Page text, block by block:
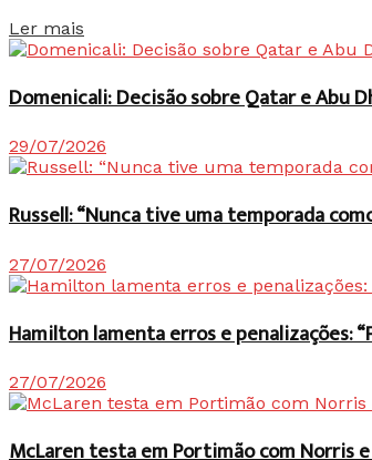
Ler mais
Domenicali: Decisão sobre Qatar e Abu
29/07/2026
Russell: “Nunca tive uma temporada
27/07/2026
Hamilton lamenta erros e penalizações:
27/07/2026
McLaren testa em Portimão com Norris